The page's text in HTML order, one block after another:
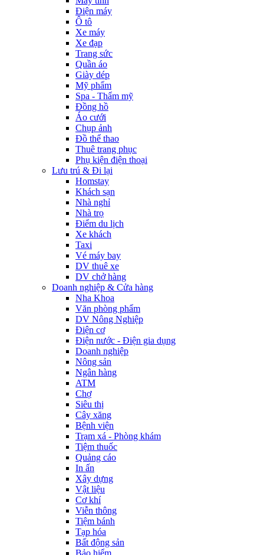
Điện máy
Ô tô
Xe máy
Xe đạp
Trang sức
Quần áo
Giày dép
Mỹ phẩm
Spa - Thẩm mỹ
Đồng hồ
Áo cưới
Chụp ảnh
Đồ thể thao
Thuê trang phục
Phụ kiện điện thoại
Lưu trú & Đi lại
Homstay
Khách sạn
Nhà nghỉ
Nhà trọ
Điểm du lịch
Xe khách
Taxi
Vé máy bay
DV thuê xe
DV chở hàng
Doanh nghiệp & Cửa hàng
Nha Khoa
Văn phòng phẩm
DV Nông Nghiệp
Điện cơ
Điện nước - Điện gia dụng
Doanh nghiệp
Nông sản
Ngân hàng
ATM
Chợ
Siêu thị
Cây xăng
Bệnh viện
Trạm xá - Phòng khám
Tiệm thuốc
Quảng cáo
In ấn
Xây dựng
Vật liệu
Cơ khí
Viễn thông
Tiệm bánh
Tạp hóa
Bất động sản
Bảo hiểm